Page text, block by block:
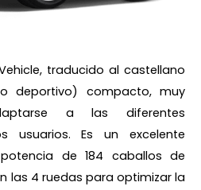
traducido al castellano
deportivo) compacto, muy
a las diferentes
usuarios. Es un excelente
de 184 caballos de
las 4 ruedas para optimizar la